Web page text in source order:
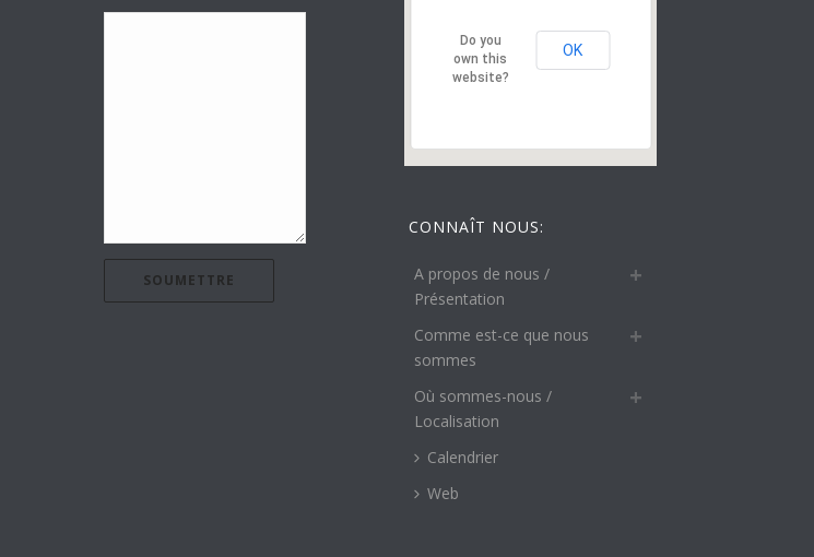
Do you
own this
website?
OK
CONNAÎT NOUS:
A propos de nous /
Présentation
Comme est-ce que nous
sommes
Où sommes-nous /
Localisation
Calendrier
Web